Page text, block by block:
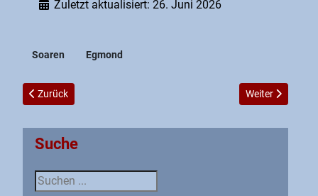
Zuletzt aktualisiert: 26. Juni 2026
Soaren Egmond
Vorheriger Beitrag: Rettungspackerlehrgang in Surwold
Zurück Nächster
Weiter
Suche
Suche